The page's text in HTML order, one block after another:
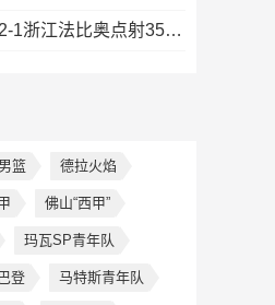
近三轮首胜！国安2-1浙江法比奥点射35岁张稀哲制胜王钰栋送助攻
篮 德拉火焰
佛山“西甲”
玛瓦SP青年队
巴登 马特斯青年队